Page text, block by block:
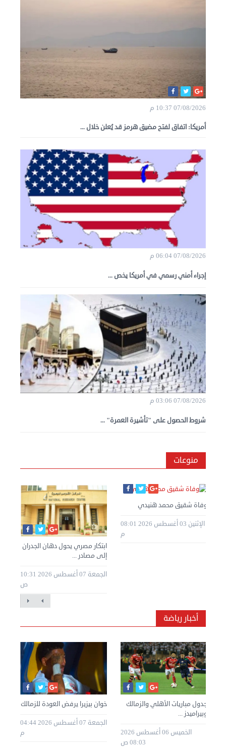
07/08/2026 10:37 م
أمريكا: اتفاق لفتح مضيق هرمز قد يُعلن خلال ...
07/08/2026 06:04 م
إجراء أمني رسمي في أمريكا يخص ...
07/08/2026 03:06 م
شروط الحصول على "تأشيرة العمرة" ...
منوعات
ابتكار مصري يحول دهان الجدران
إلى مصادر ...
الجمعة 07 أغسطس 2026 10:31
ص
وفاة شقيق محمد هنيدي
الإثنين 03 أغسطس 2026 08:01
م
أخبار رياضة
خوان بيزيرا يرفض العودة للزمالك
الجمعة 07 أغسطس 2026 04:44
م
جدول مباريات الأهلي والزمالك
وبيراميدز ...
الخميس 06 أغسطس 2026
08:03 ص